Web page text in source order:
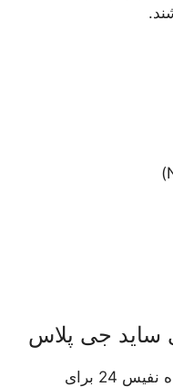
ساید جی پلاس
یکی از امکانات خوبی که فروشگاه نفیس 24 برای